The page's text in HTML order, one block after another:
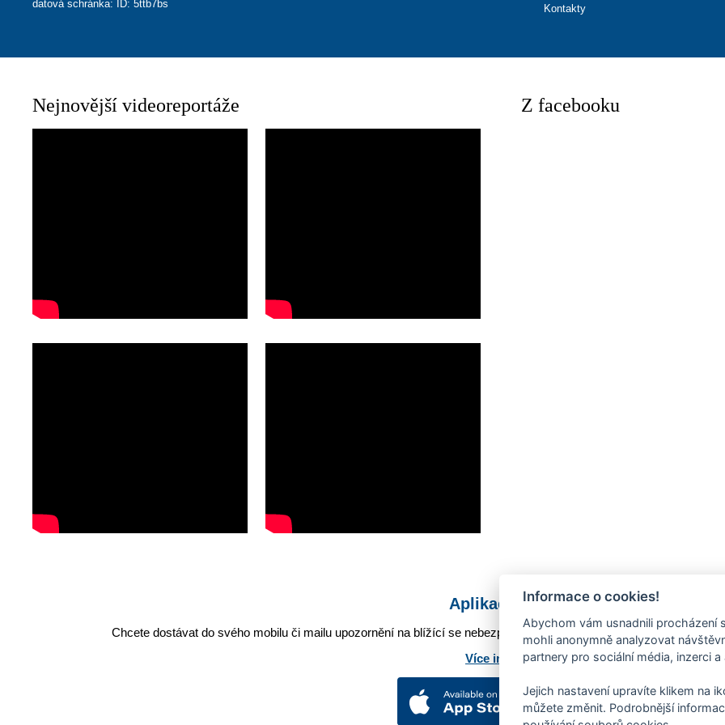
datová schránka: ID: 5ttb7bs
Kontakty
Nejnovější videoreportáže Z facebooku
Aplikace Mobilní rozhlas
Chcete dostávat do svého mobilu či mailu upozornění na blížící se nebezpečí, odstávky, poruchy a výpadky
Více informací o aplikaci
Informace o cookies!
Abychom vám usnadnili procházení
mohli anonymně analyzovat
partnery pro sociální média, inzerci a
Jejich nastavení upravíte klikem na
můžete změnit. Podrobnější